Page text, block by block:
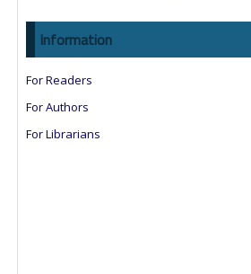
Information
For Readers
For Authors
For Librarians